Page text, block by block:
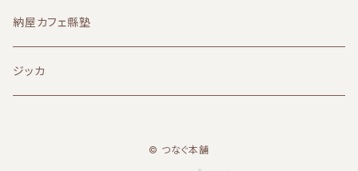
納屋カフェ縣塾
ジッカ
© つなぐ本舗